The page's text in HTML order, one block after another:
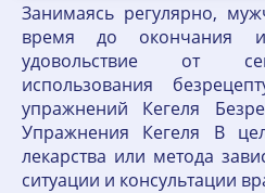
Занимаясь регулярно,
время до окончания
удовольствие от
использования
упражнений Кегеля
Упражнения Кегеля В
лекарства или метода
ситуации и консультации